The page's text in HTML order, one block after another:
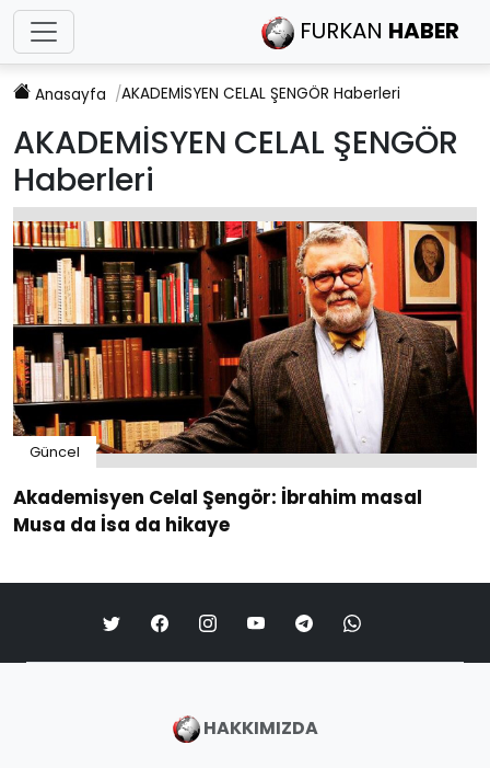
FURKAN HABER
Anasayfa AKADEMİSYEN CELAL ŞENGÖR Haberleri
AKADEMİSYEN CELAL ŞENGÖR
Haberleri
Güncel
Akademisyen Celal Şengör: İbrahim masal
Musa da İsa da hikaye
HAKKIMIZDA